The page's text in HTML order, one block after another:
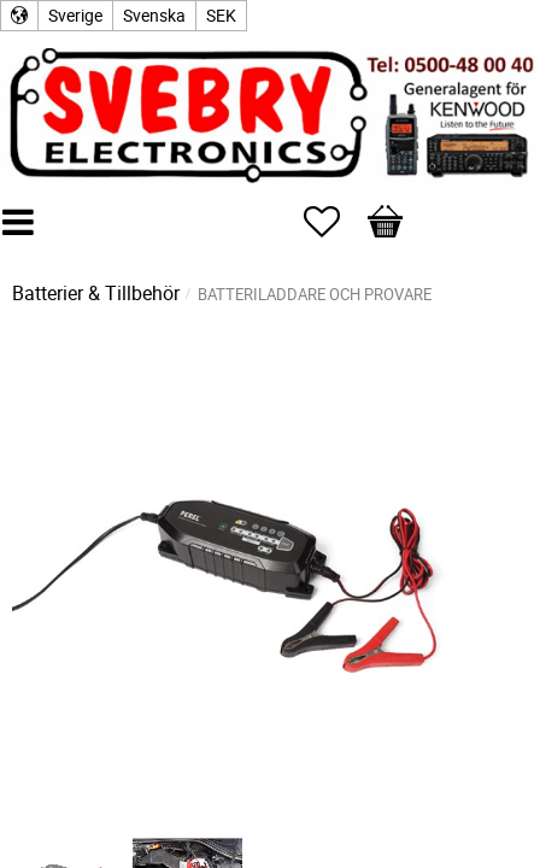
Sverige Svenska SEK
Favoriter
Kundvagn
Batterier & Tillbehör BATTERILADDARE OCH PROVARE